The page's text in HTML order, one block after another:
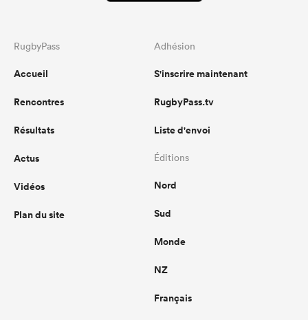
RugbyPass
Accueil
Rencontres
Résultats
Actus
Vidéos
Plan du site
Adhésion
S'inscrire maintenant
RugbyPass.tv
Liste d'envoi
Éditions
Nord
Sud
Monde
NZ
Français